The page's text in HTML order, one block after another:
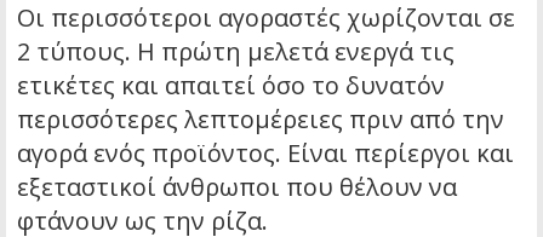
Οι περισσότεροι αγοραστές χωρίζονται σε
2 τύπους. Η πρώτη μελετά ενεργά τις
ετικέτες και απαιτεί όσο το δυνατόν
περισσότερες λεπτομέρειες πριν από την
αγορά ενός προϊόντος. Είναι περίεργοι και
εξεταστικοί άνθρωποι που θέλουν να
φτάνουν ως την ρίζα.